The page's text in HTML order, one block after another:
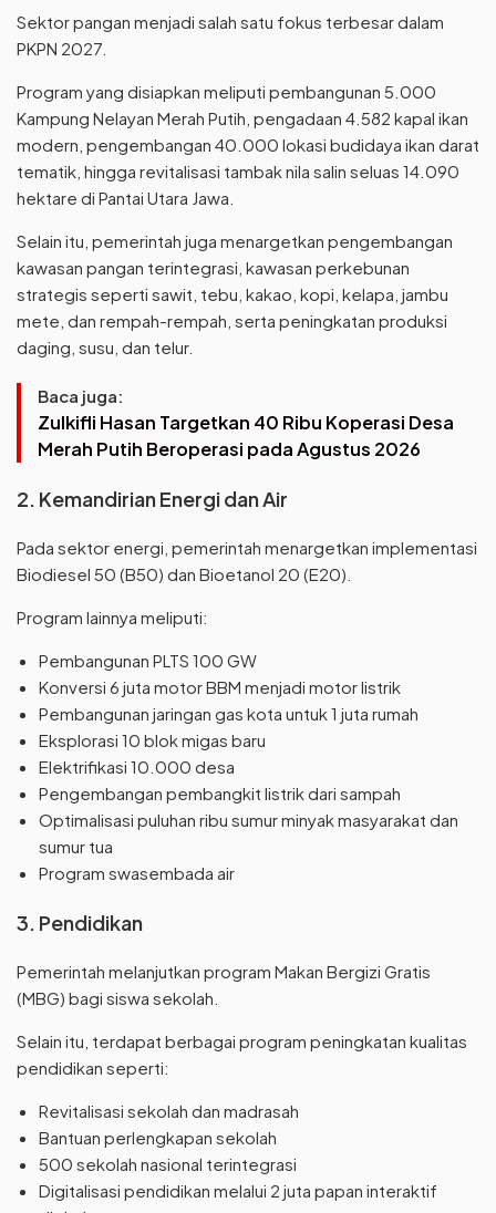
Sektor pangan menjadi salah satu fokus terbesar dalam
PKPN 2027.
Program yang disiapkan meliputi pembangunan 5.000
Kampung Nelayan Merah Putih, pengadaan 4.582 kapal ikan
modern, pengembangan 40.000 lokasi budidaya ikan darat
tematik, hingga revitalisasi tambak nila salin seluas 14.090
hektare di Pantai Utara Jawa.
Selain itu, pemerintah juga menargetkan pengembangan
kawasan pangan terintegrasi, kawasan perkebunan
strategis seperti sawit, tebu, kakao, kopi, kelapa, jambu
mete, dan rempah-rempah, serta peningkatan produksi
daging, susu, dan telur.
Baca juga:
Zulkifli Hasan Targetkan 40 Ribu Koperasi Desa
Merah Putih Beroperasi pada Agustus 2026
2. Kemandirian Energi dan Air
Pada sektor energi, pemerintah menargetkan implementasi
Biodiesel 50 (B50) dan Bioetanol 20 (E20).
Program lainnya meliputi:
Pembangunan PLTS 100 GW
Konversi 6 juta motor BBM menjadi motor listrik
Pembangunan jaringan gas kota untuk 1 juta rumah
Eksplorasi 10 blok migas baru
Elektrifikasi 10.000 desa
Pengembangan pembangkit listrik dari sampah
Optimalisasi puluhan ribu sumur minyak masyarakat dan
sumur tua
Program swasembada air
3. Pendidikan
Pemerintah melanjutkan program Makan Bergizi Gratis
(MBG) bagi siswa sekolah.
Selain itu, terdapat berbagai program peningkatan kualitas
pendidikan seperti:
Revitalisasi sekolah dan madrasah
Bantuan perlengkapan sekolah
500 sekolah nasional terintegrasi
Digitalisasi pendidikan melalui 2 juta papan interaktif